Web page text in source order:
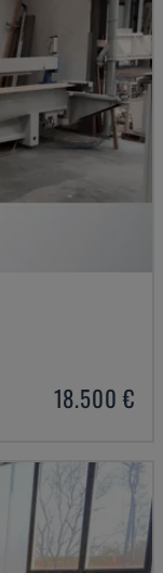
18.500 €